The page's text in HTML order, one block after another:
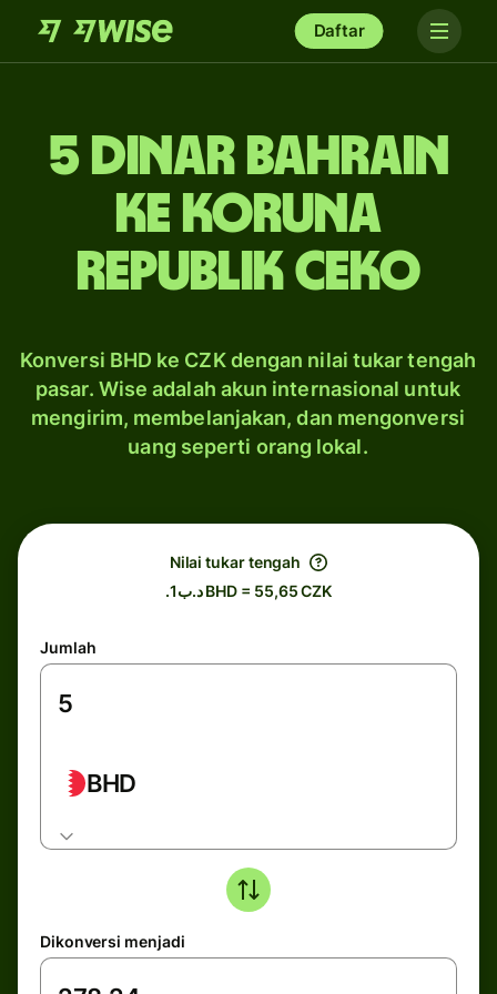
Daftar
5 dinar Bahrain
ke koruna
Republik Ceko
Konversi BHD ke CZK dengan nilai tukar tengah
pasar. Wise adalah akun internasional untuk
mengirim, membelanjakan, dan mengonversi
uang seperti orang lokal.
Nilai tukar tengah
.د.ب1 BHD = 55,65 CZK
Jumlah
BHD
Dikonversi menjadi